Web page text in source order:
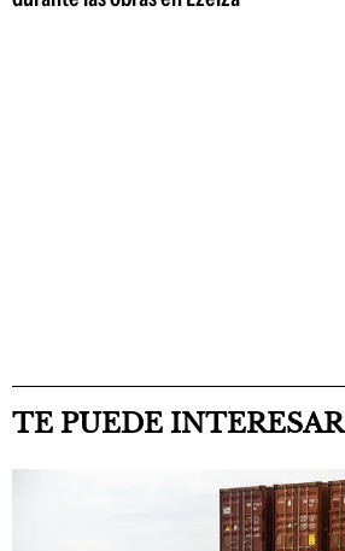
TE PUEDE INTERESAR